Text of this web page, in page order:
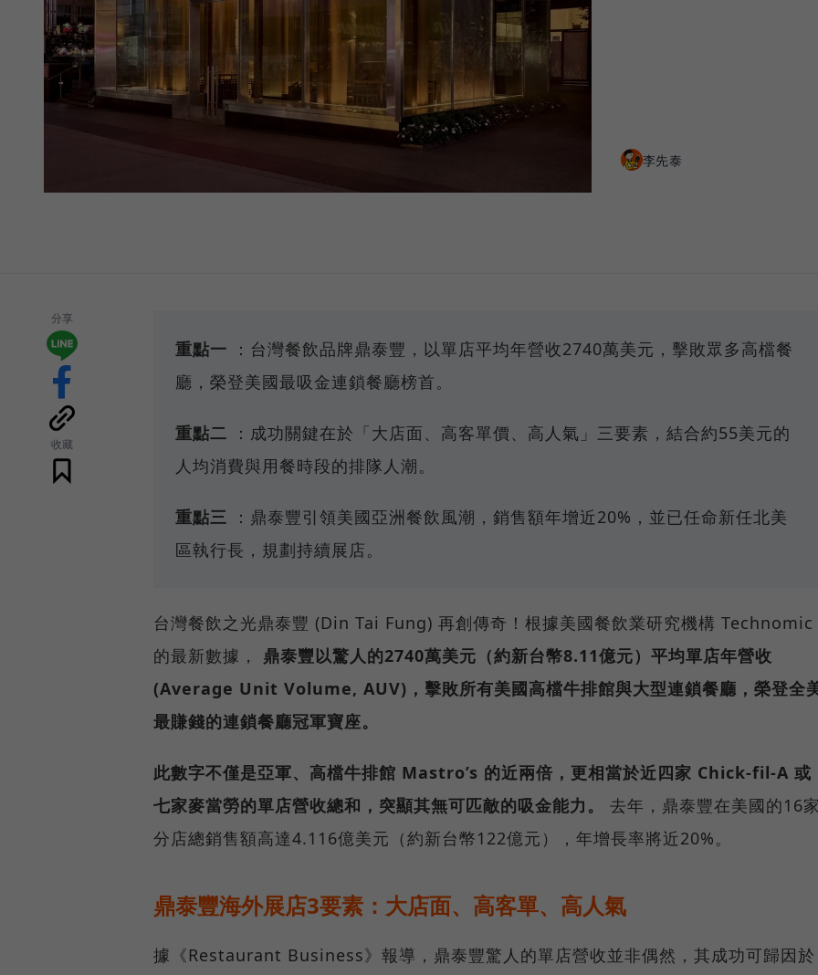
李先泰
分享
收藏
重點一 ：台灣餐飲品牌鼎泰豐，以單店平均年營收2740萬美元，擊敗眾多高檔餐
廳，榮登美國最吸金連鎖餐廳榜首。
重點二 ：成功關鍵在於「大店面、高客單價、高人氣」三要素，結合約55美元的
人均消費與用餐時段的排隊人潮。
重點三 ：鼎泰豐引領美國亞洲餐飲風潮，銷售額年增近20%，並已任命新任北美
區執行長，規劃持續展店。
台灣餐飲之光鼎泰豐 (Din Tai Fung) 再創傳奇！根據美國餐飲業研究機構 Technomic
的最新數據， 鼎泰豐以驚人的2740萬美元（約新台幣8.11億元）平均單店年營收
(Average Unit Volume, AUV)，擊敗所有美國高檔牛排館與大型連鎖餐廳，榮登全
最賺錢的連鎖餐廳冠軍寶座。
此數字不僅是亞軍、高檔牛排館 Mastro’s 的近兩倍，更相當於近四家 Chick-fil-A 或
七家麥當勞的單店營收總和，突顯其無可匹敵的吸金能力。
去年，鼎泰豐在美國的16
分店總銷售額高達4.116億美元（約新台幣122億元），年增長率將近20%。
鼎泰豐海外展店3要素：大店面、高客單、高人氣
據《Restaurant Business》報導，鼎泰豐驚人的單店營收並非偶然，其成功可歸因於